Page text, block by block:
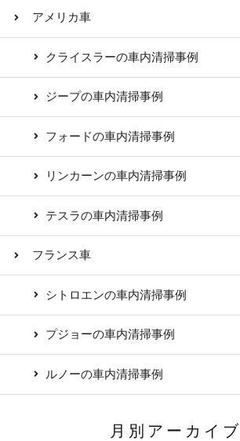
アメリカ車
クライスラーの車内清掃事例
ジープの車内清掃事例
フォードの車内清掃事例
リンカーンの車内清掃事例
テスラの車内清掃事例
フランス車
シトロエンの車内清掃事例
プジョーの車内清掃事例
ルノーの車内清掃事例
月別アーカイブ